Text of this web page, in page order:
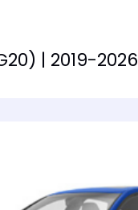
| 2019-2026